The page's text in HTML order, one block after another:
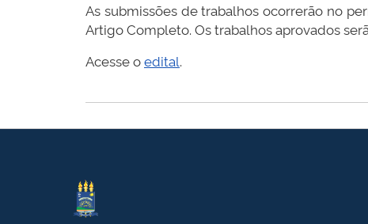
As submissões de trabalhos ocorrerão no
Artigo Completo. Os trabalhos aprovados
Acesse oedital.